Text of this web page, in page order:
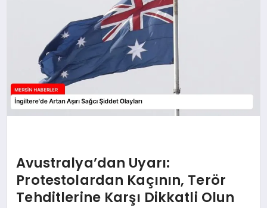
Avustralya’dan Uyarı:
Protestolardan Kaçının, Terör
Tehditlerine Karşı Dikkatli Olun